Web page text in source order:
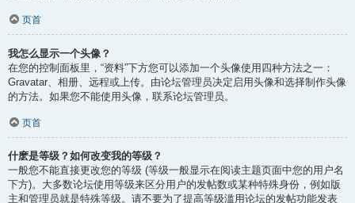
页首
我怎么显示一个头像？
在您的控制面板里，“资料”下方您可以添加一个头像使用四种方法之一：
Gravatar、相册、远程或上传。由论坛管理员决定启用头像和选择制作头像
的方法。如果您不能使用头像，联系论坛管理员。
页首
什麽是等级？如何改变我的等级？
一般您不能直接更改您的等级 (等级一般显示在阅读主题页面中您的用户名
下方)。大多数论坛使用等级来区分用户的发帖数或某种特殊身份，例如版
主和管理员就是特殊等级。请不要为了提高等级滥用论坛的发帖功能发表